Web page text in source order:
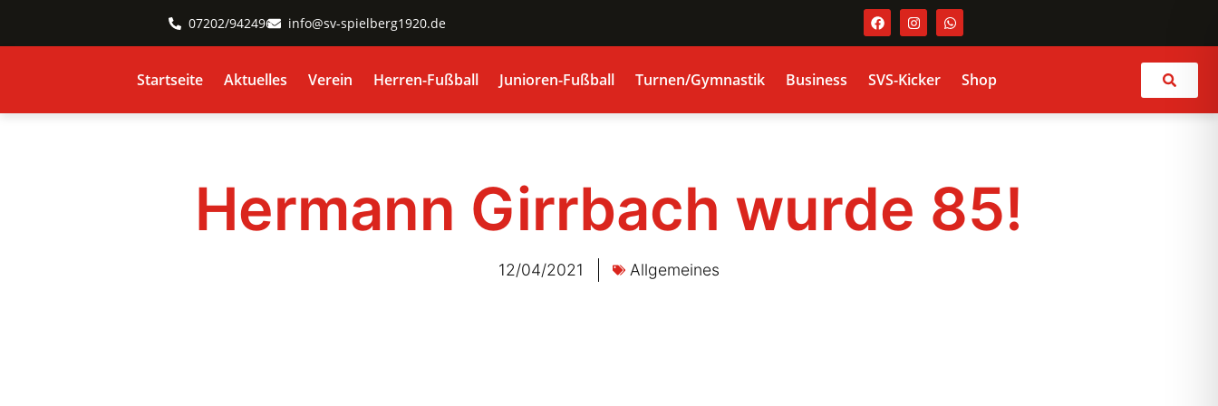
07202/942496 info@sv-spielberg1920.de
Startseite Aktuelles Verein Herren-Fußball Junioren-Fußball Turnen/Gymnastik Business SVS-Kicker Shop Suchen
Hermann Girrbach wurde 85!
12/04/2021 Allgemeines